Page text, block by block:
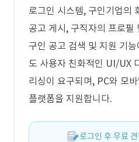
로그인 시스템, 구인기업의
공고 게시, 구직자의 프로필
구인 공고 검색 및 지원 기
도 사용자 친화적인 UI/UX
리싱이 요구되며, PC와 모
플랫폼을 지원합니다.
로그인 후 무료